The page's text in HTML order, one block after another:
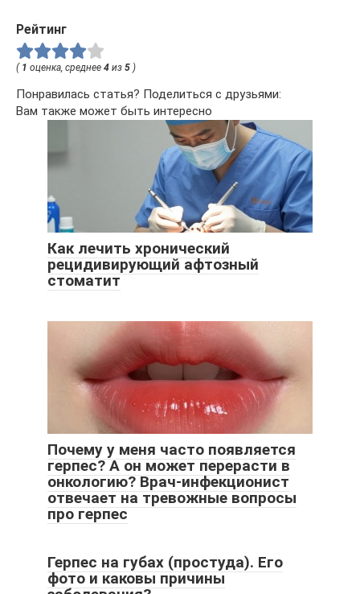
Рейтинг
( 1 оценка, среднее 4 из 5 )
Понравилась статья? Поделиться с друзьями:
Вам также может быть интересно
Как лечить хронический
рецидивирующий афтозный
стоматит
Почему у меня часто появляется
герпес? А он может перерасти в
онкологию? Врач-инфекционист
отвечает на тревожные вопросы
про герпес
Герпес на губах (простуда). Его
фото и каковы причины